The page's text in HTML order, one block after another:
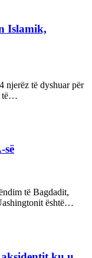
Islamik,
njerëz të dyshuar për
të…
së
të Bagdadit,
është…